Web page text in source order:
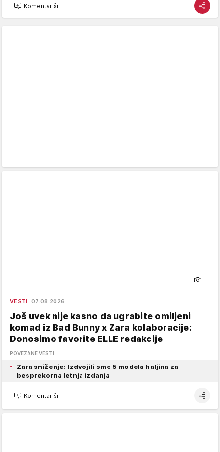
Komentariši
VESTI 07.08.2026.
Još uvek nije kasno da ugrabite omiljeni
komad iz Bad Bunny x Zara kolaboracije:
Donosimo favorite ELLE redakcije
POVEZANE VESTI
Zara sniženje: Izdvojili smo 5 modela haljina za
besprekorna letnja izdanja
Komentariši